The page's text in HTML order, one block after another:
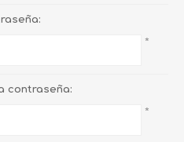
*
contraseña:
*